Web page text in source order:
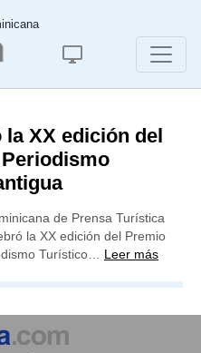
XX edición del
de Prensa Turística
la XX edición del Premio
Turístico… Leer más